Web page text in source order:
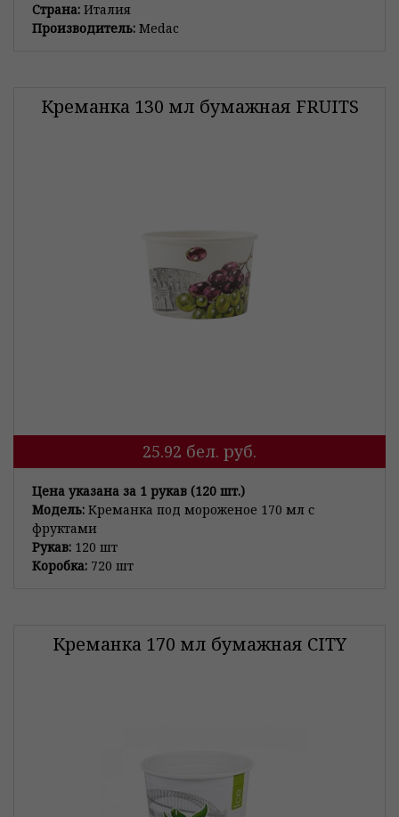
Страна: Италия
Производитель: Medac
Креманка 130 мл бумажная FRUITS
25.92 бел. руб.
Цена указана за 1 рукав (120 шт.)
Модель: Креманка под мороженое 170 мл с
фруктами
Рукав: 120 шт
Коробка: 720 шт
Креманка 170 мл бумажная CITY